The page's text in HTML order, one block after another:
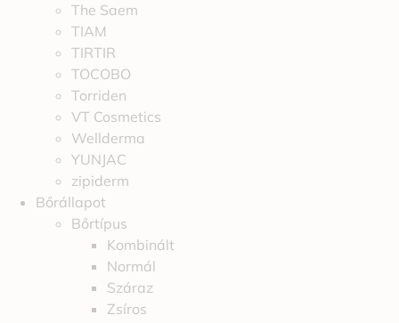
The Saem
TIAM
TIRTIR
TOCOBO
Torriden
VT Cosmetics
Wellderma
YUNJAC
zipiderm
Bőrállapot
Bőrtípus
Kombinált
Normál
Száraz
Zsíros